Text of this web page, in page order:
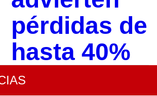
pérdidas de
hasta 40%